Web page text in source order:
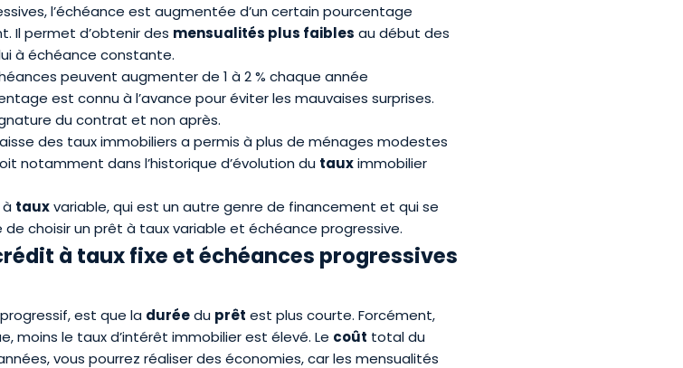
l’échéance est augmentée d’un certain pourcentage
Il permet d’obtenir des mensualités plus faibles au début des
à échéance constante.
peuvent augmenter de 1 à 2 % chaque année
est connu à l’avance pour éviter les mauvaises surprises.
du contrat et non après.
des taux immobiliers a permis à plus de ménages modestes
notamment dans l’historique d’évolution du tauximmobilier
tauxvariable, qui est un autre genre de financement et qui se
de choisir un prêt à taux variable et échéance progressive.
à taux fixe et échéances progressives
progressif, est que la duréedu prêt est plus courte. Forcément,
moins le taux d’intérêt immobilierest élevé. Le coût total du
vous pourrez réaliser des économies, car les mensualités